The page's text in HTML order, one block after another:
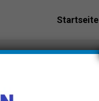
Startseite